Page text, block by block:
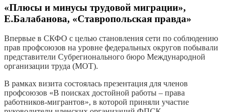
«Плюсы и минусы трудовой миграции»,
Е.Балабанова, «Ставропольская правда»
Впервые в СКФО с целью становления сети по соблюдению
прав профсоюзов на уровне федеральных округов побывали
представители Субрегионального бюро Международной
организации труда (МОТ).
В рамках визита состоялась презентация для членов
профсоюзов «В поисках достойной работы – права
работников-мигрантов», в которой приняли участие